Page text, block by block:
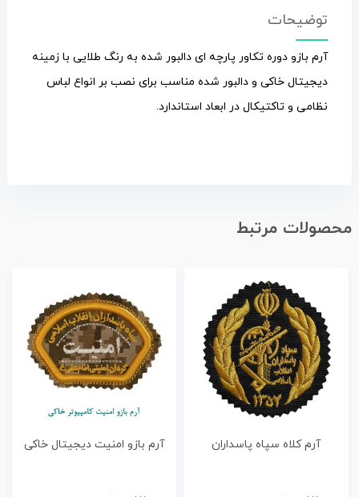
توضیحات
آرم بازو دوره تکاور پارچه ای دالبور شده به رنگ طلایی با زمینه
دیجیتال خاکی و دالبور شده مناسب برای نصب بر انواع لباس
نظامی و تاکتیکال در ابعاد استاندارد.
محصولات مرتبط
آرم کلاه سپاه پاسداران آرم بازو امنیت دیجیتال خاکی